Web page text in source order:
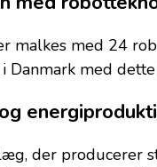
malkes med 24
Danmark med
der producerer